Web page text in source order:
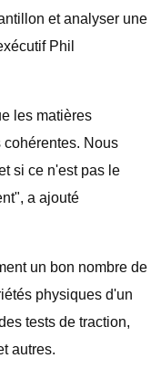
et analyser une
Phil
les matières
Nous
si ce n'est pas le
a ajouté
un bon nombre de
physiques d'un
tests de traction,
autres.